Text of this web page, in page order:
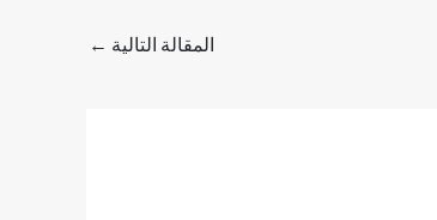
المقالة التالية ←